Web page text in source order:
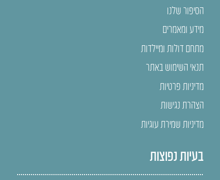
הסיפור שלנו
מידע ומאמרים
מתחם דולות ומיילדות
תנאי השימוש באתר
מדיניות פרטיות
הצהרת נגישות
מדיניות שמירת עוגיות
בעיות נפוצות